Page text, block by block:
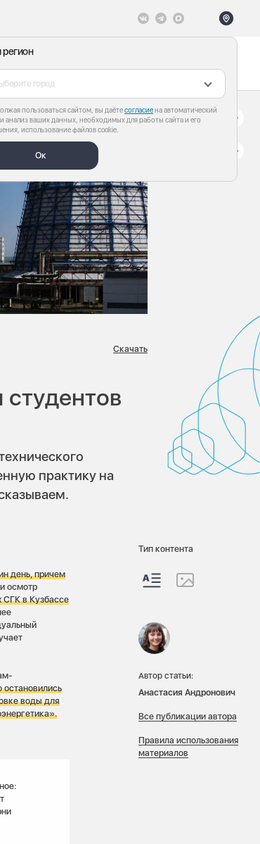
город
пользоваться сайтом, вы даётесогласиена автоматический
анализ ваших данных, необходимых для работы сайта и его
использование файлов cookie.
Ок
Скачать
практику на
день, причем
осмотр
СГК в Кузбассе
остановились
воды для
Тип контента
Автор статьи:
Анастасия Андронович
Все публикации автора
Правила использования
материалов